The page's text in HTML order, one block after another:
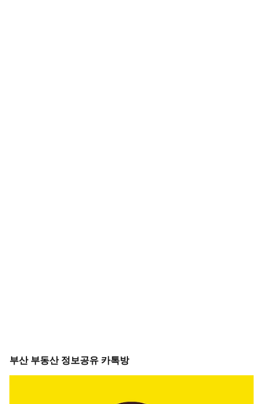
부산 부동산 정보공유 카톡방